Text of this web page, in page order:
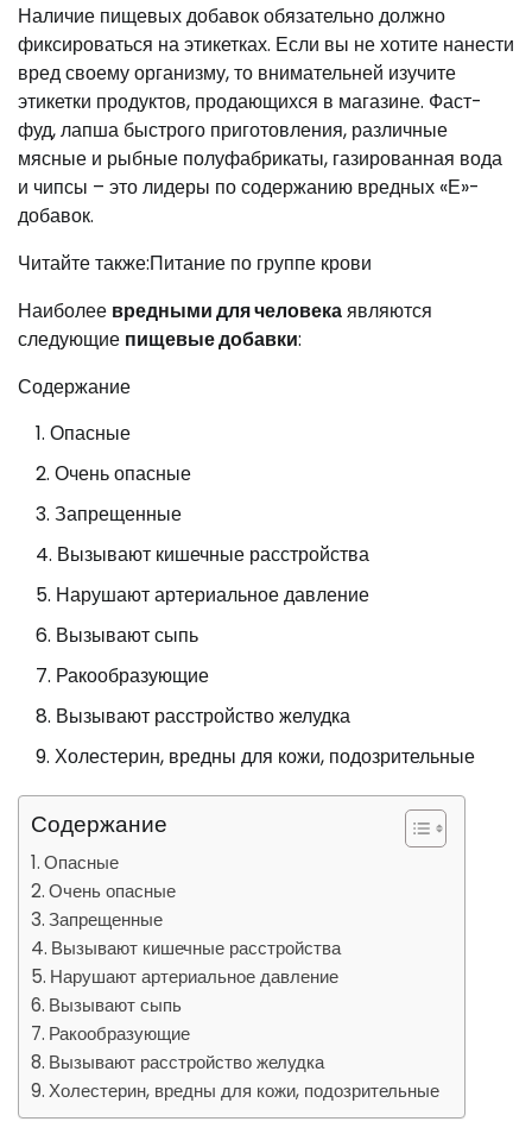
Наличие пищевых добавок обязательно должно
фиксироваться на этикетках. Если вы не хотите нанести
вред своему организму, то внимательней изучите
этикетки продуктов, продающихся в магазине. Фаст-
фуд, лапша быстрого приготовления, различные
мясные и рыбные полуфабрикаты, газированная вода
и чипсы – это лидеры по содержанию вредных «Е»-
добавок.
Читайте также:Питание по группе крови
Наиболее вредными для человекаявляются
следующие пищевые добавки:
Содержание
Опасные
Очень опасные
Запрещенные
Вызывают кишечные расстройства
Нарушают артериальное давление
Вызывают сыпь
Ракообразующие
Вызывают расстройство желудка
Холестерин, вредны для кожи, подозрительные
Содержание
Опасные
Очень опасные
Запрещенные
Вызывают кишечные расстройства
Нарушают артериальное давление
Вызывают сыпь
Ракообразующие
Вызывают расстройство желудка
Холестерин, вредны для кожи, подозрительные